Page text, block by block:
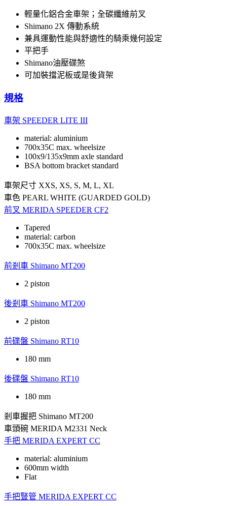
輕量化鋁合金車架；全碳纖維前叉
Shimano 2X 傳動系統
兼具運動性能與舒適性的騎乘幾何設定
平把手
Shimano油壓碟煞
可加裝擋泥板或是後貨架
規格
車架 SPEEDER LITE III
material: aluminium
700x35C max. wheelsize
100x9/135x9mm axle standard
BSA bottom bracket standard
車架尺寸 XXS, XS, S, M, L, XL
車色 PEARL WHITE (GUARDED GOLD)
前叉 MERIDA SPEEDER CF2
Tapered
material: carbon
700x35C max. wheelsize
前剎車 Shimano MT200
2 piston
後剎車 Shimano MT200
2 piston
前碟盤 Shimano RT10
180 mm
後碟盤 Shimano RT10
180 mm
剎車握把 Shimano MT200
車頭碗 MERIDA M2331 Neck
手把 MERIDA EXPERT CC
material: aluminium
600mm width
Flat
手把豎管 MERIDA EXPERT CC